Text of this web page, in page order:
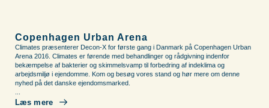
Copenhagen Urban Arena
Climates præsenterer Decon-X for første gang i Danmark på Copenhagen Urban
Arena 2016. Climates er førende med behandlinger og rådgivning indenfor
bekæmpelse af bakterier og skimmelsvamp til forbedring af indeklima og
arbejdsmiljø i ejendomme. Kom og besøg vores stand og hør mere om denne
nyhed på det danske ejendomsmarked.
Læs mere